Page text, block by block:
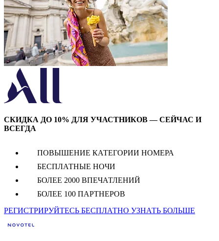
СКИДКА ДО 10% ДЛЯ УЧАСТНИКОВ — СЕЙЧАС И
ВСЕГДА
ПОВЫШЕНИЕ КАТЕГОРИИ НОМЕРА
БЕСПЛАТНЫЕ НОЧИ
БОЛЕЕ 2000 ВПЕЧАТЛЕНИЙ
БОЛЕЕ 100 ПАРТНЕРОВ
РЕГИСТРИРУЙТЕСЬ БЕСПЛАТНО УЗНАТЬ БОЛЬШЕ